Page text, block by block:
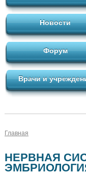
Новости
Форум
Врачи и
Главная
НЕРВНАЯ